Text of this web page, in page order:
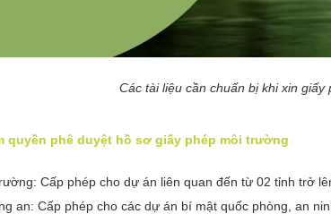
Các tài liệu cần chuẩn bị khi xin giấy
quyền phê duyệt hồ sơ giấy phép môi trường
Cấp phép cho dự án liên quan đến từ 02 tỉnh trở
an: Cấp phép cho các dự án bí mật quốc phòng, an